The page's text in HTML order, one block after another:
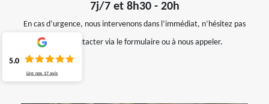
7j/7 et 8h30 - 20h
En cas d’urgence, nous intervenons dans l’immédiat, n’hésitez pas
à nous contacter via le formulaire ou à nous appeler.
5.0
Lire nos 17 avis